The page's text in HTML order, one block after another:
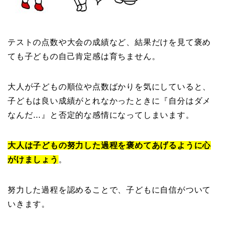
テストの点数や大会の成績など、結果だけを見て褒め
ても子どもの自己肯定感は育ちません。
大人が子どもの順位や点数ばかりを気にしていると、
子どもは良い成績がとれなかったときに『自分はダメ
なんだ…』と否定的な感情になってしまいます。
大人は子どもの努力した過程を褒めてあげるように心
がけましょう 。
努力した過程を認めることで、子どもに自信がついて
いきます。